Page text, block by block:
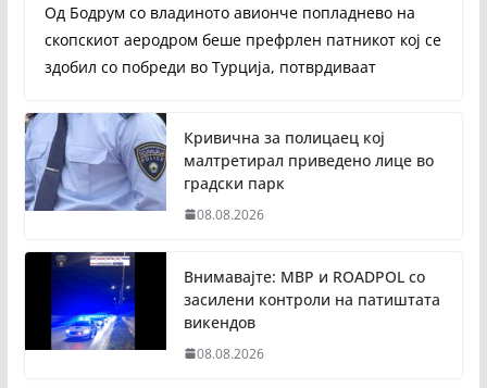
Од Бодрум со владиното авионче попладнево на
скопскиот аеродром беше префрлен патникот кој се
здобил со побреди во Турција, потврдиваат
Кривична за полицаец кој
малтретирал приведено лице во
градски парк
08.08.2026
Внимавајте: МВР и ROADPOL со
засилени контроли на патиштата
викендов
08.08.2026